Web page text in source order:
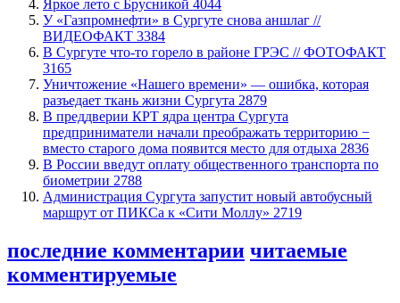
Яркое лето с Брусникой 4044
У «Газпромнефти» в Сургуте снова аншлаг //
ВИДЕОФАКТ 3384
​В Сургуте что-то горело в районе ГРЭС // ФОТОФАКТ
3165
​Уничтожение «Нашего времени» — ошибка, которая
разъедает ткань жизни Сургута 2879
​В преддверии КРТ ядра центра Сургута
предприниматели начали преображать территорию −
вместо старого дома появится место для отдыха 2836
В России введут оплату общественного транспорта по
биометрии 2788
​Администрация Сургута запустит новый автобусный
маршрут от ПИКСа к «Сити Моллу» 2719
последние комментарии читаемые
комментируемые